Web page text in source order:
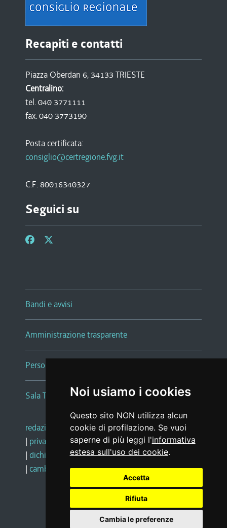
Noi usiamo i cookies
Questo sito NON utilizza alcun
cookie di profilazione. Se vuoi
saperne di più leggi l'informativa
estesa sull'uso dei cookie.
Accetta
Rifiuta
Cambia le preferenze
Recapiti e contatti
Piazza Oberdan 6, 34133 TRIESTE
Centralino:
tel. 040 3771111
fax. 040 3773190
Posta certificata:
consiglio@certregione.fvg.it
C.F. 80016340327
Seguici su
Bandi e avvisi
Amministrazione trasparente
Persone e Uffici
Sala Tiziano Tessitori
redazione web |note legali |glossario
| privacy
social media policy
| dichiarazione di accessibilità |feedback
| cambio preferenze cookie
Realizzato da